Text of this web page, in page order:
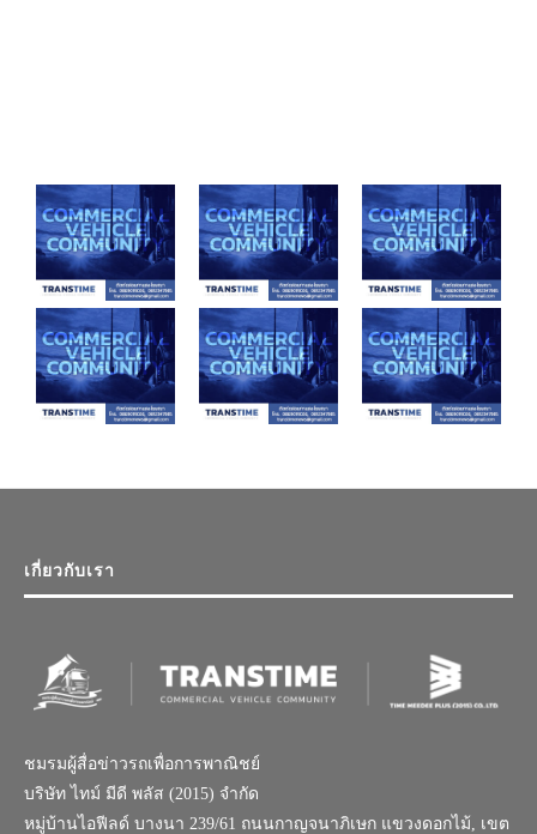
เกี่ยวกับเรา
ชมรมผู้สื่อข่าวรถเพื่อการพาณิชย์
บริษัท ไทม์ มีดี พลัส (2015) จำกัด
หมู่บ้านไอฟีลด์ บางนา 239/61 ถนนกาญจนาภิเษก แขวงดอกไม้, เขต